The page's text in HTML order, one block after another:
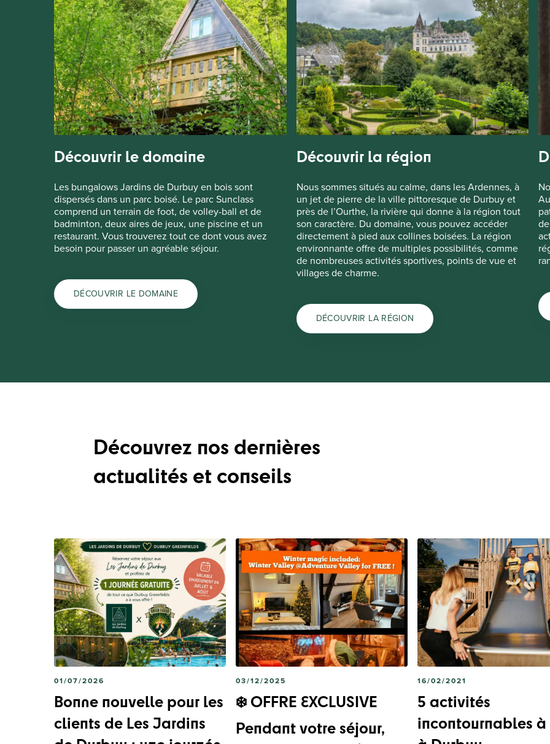
Découvrir le domaine
Les bungalows Jardins de Durbuy en bois sont
dispersés dans un parc boisé. Le parc Sunclass
comprend un terrain de foot, de volley-ball et de
badminton, deux aires de jeux, une piscine et un
restaurant. Vous trouverez tout ce dont vous avez
besoin pour passer un agréable séjour.
DÉCOUVRIR LE DOMAINE
Découvrir la région
Nous sommes situés au calme, dans les Ardennes, à
un jet de pierre de la ville pittoresque de Durbuy et
près de l’Ourthe, la rivière qui donne à la région tout
son caractère. Du domaine, vous pouvez accéder
directement à pied aux collines boisées. La région
environnante offre de multiples possibilités, comme
de nombreuses activités sportives, points de vue et
villages de charme.
DÉCOUVRIR LA RÉGION
Découvrez nos dernières
actualités et conseils
01/07/2026
Bonne nouvelle pour les
clients de Les Jardins
03/12/2025
❄️ OFFRE EXCLUSIVE
Pendant votre séjour,
16/02/2021
5 activités
incontournables